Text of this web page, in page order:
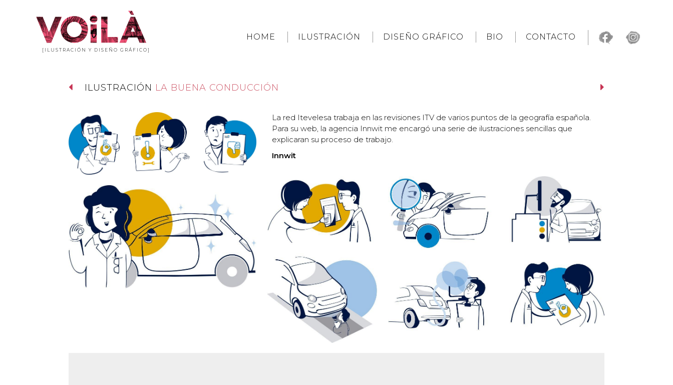
[ILUSTRACIÓN Y DISEÑO GRÁFICO]
HOME ILUSTRACIÓN DISEÑO GRÁFICO BIO CONTACTO
ILUSTRACIÓN LA BUENA CONDUCCIÓN
La red Itevelesa trabaja en las revisiones ITV de varios puntos de la geografía española.
Para su web, la agencia Innwit me encargó una serie de ilustraciones sencillas que
explicaran su proceso de trabajo.
Innwit